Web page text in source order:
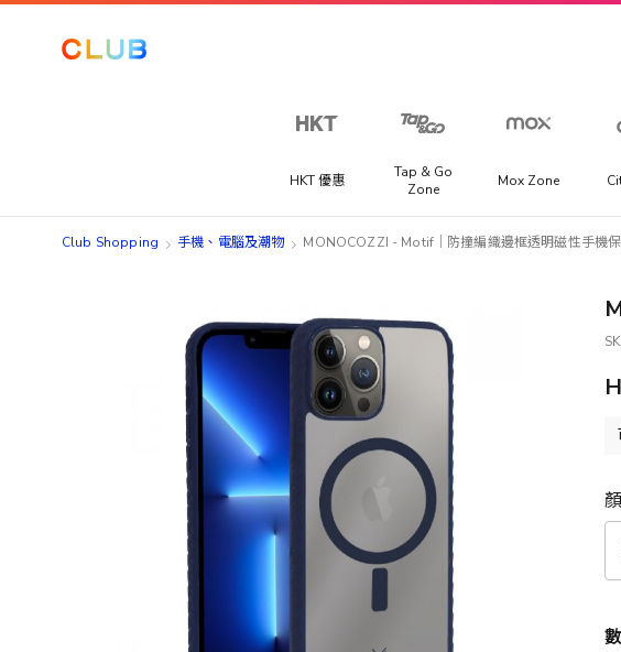
HKT 優惠
Tap & Go
Zone
Mox Zone
Club Shopping 手機、電腦及潮物 MONOCOZZI - Motif｜防撞編織邊框透明磁性手機